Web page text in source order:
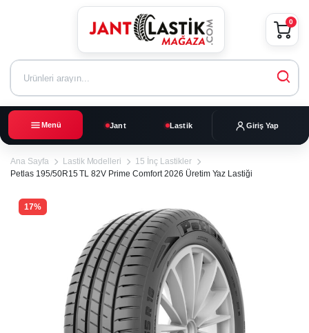
Menü Jant Lastik Giriş Yap
0
Ana Sayfa Lastik Modelleri
15 İnç Lastikler
Petlas 195/50R15 TL 82V Prime Comfort 2026 Üretim Yaz Lastiği
17%